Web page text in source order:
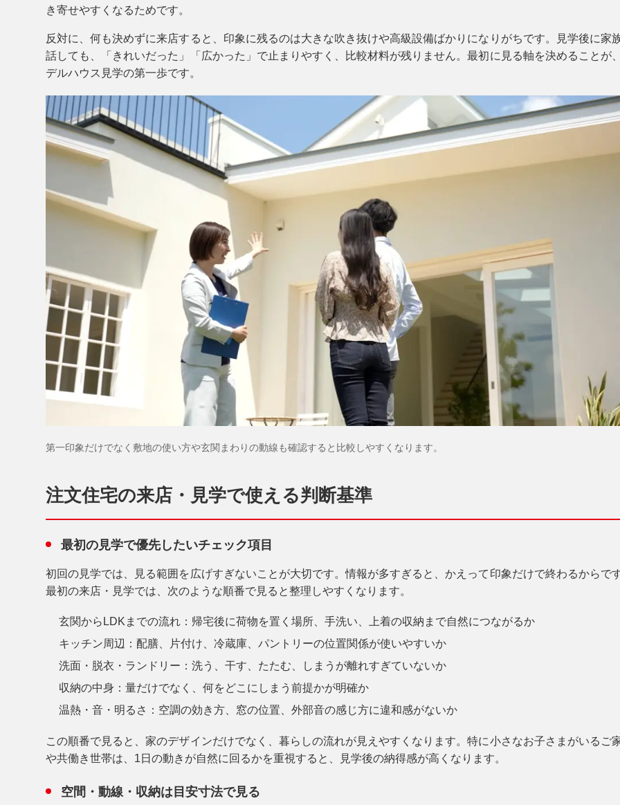
き寄せやすくなるためです。
反対に、何も決めずに来店すると、印象に残るのは大きな吹き抜けや高級設備ばかりになりがちです。見学後に家
話しても、「きれいだった」「広かった」で止まりやすく、比較材料が残りません。最初に見る軸を決めることが
デルハウス見学の第一歩です。
第一印象だけでなく敷地の使い方や玄関まわりの動線も確認すると比較しやすくなります。
注文住宅の来店・見学で使える判断基準
最初の見学で優先したいチェック項目
初回の見学では、見る範囲を広げすぎないことが大切です。情報が多すぎると、かえって印象だけで終わるからです
最初の来店・見学では、次のような順番で見ると整理しやすくなります。
玄関からLDKまでの流れ ：帰宅後に荷物を置く場所、手洗い、上着の収納まで自然につながるか
キッチン周辺 ：配膳、片付け、冷蔵庫、パントリーの位置関係が使いやすいか
洗面・脱衣・ランドリー ：洗う、干す、たたむ、しまうが離れすぎていないか
収納の中身 ：量だけでなく、何をどこにしまう前提かが明確か
温熱・音・明るさ ：空調の効き方、窓の位置、外部音の感じ方に違和感がないか
この順番で見ると、家のデザインだけでなく、暮らしの流れが見えやすくなります。特に小さなお子さまがいるご
や共働き世帯は、1日の動きが自然に回るかを重視すると、見学後の納得感が高くなります。
空間・動線・収納は目安寸法で見る